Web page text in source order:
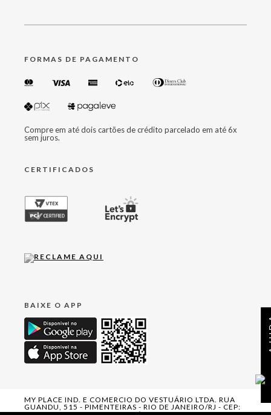
FORMAS DE PAGAMENTO
Compre em até dois cartões de crédito parcelado em até 6x
sem juros.
CERTIFICADOS
BAIXE O APP
MY PLACE IND. E COMERCIO DO VESTUÁRIO LTDA. RUA
GUANDU, 515 - PIMENTEIRAS - RIO DE JANEIRO/RJ - CEP: